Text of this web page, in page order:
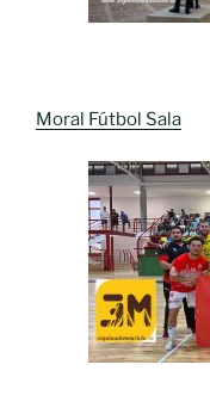
Moral Fútbol Sala